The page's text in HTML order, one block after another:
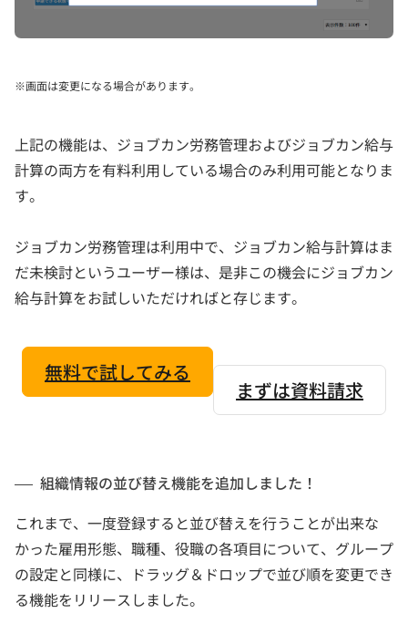
※画面は変更になる場合があります。
上記の機能は、ジョブカン労務管理およびジョブカン給与
計算の両方を有料利用している場合のみ利用可能となりま
す。
ジョブカン労務管理は利用中で、ジョブカン給与計算はま
だ未検討というユーザー様は、是非この機会にジョブカン
給与計算をお試しいただければと存じます。
無料で試してみる
まずは資料請求
組織情報の並び替え機能を追加しました！
これまで、一度登録すると並び替えを行うことが出来な
かった雇用形態、職種、役職の各項目について、グループ
の設定と同様に、ドラッグ＆ドロップで並び順を変更でき
る機能をリリースしました。